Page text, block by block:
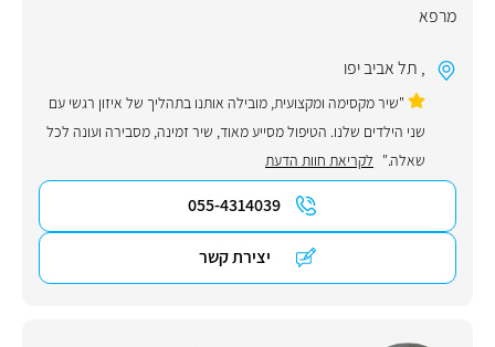
מרפא
, תל אביב יפו
"שיר מקסימה ומקצועית, מובילה אותנו בתהליך של איזון רגשי עם
שני הילדים שלנו. הטיפול מסייע מאוד, שיר זמינה, מסבירה ועונה לכל
שאלה." לקריאת חוות הדעת
055-4314039
יצירת קשר